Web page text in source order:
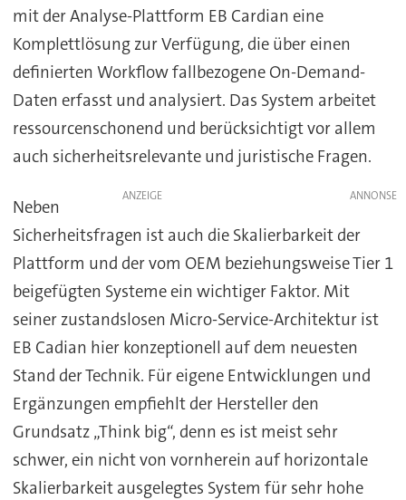
mit der Analyse-Plattform EB Cardian eine
Komplettlösung zur Verfügung, die über einen
definierten Workflow fallbezogene On-Demand-
Daten erfasst und analysiert. Das System arbeitet
ressourcenschonend und berücksichtigt vor allem
auch sicherheitsrelevante und juristische Fragen.
ANZEIGE
Neben
Sicherheitsfragen ist auch die Skalierbarkeit der
Plattform und der vom OEM beziehungsweise Tier 1
beigefügten Systeme ein wichtiger Faktor. Mit
seiner zustandslosen Micro-Service-Architektur ist
EB Cadian hier konzeptionell auf dem neuesten
Stand der Technik. Für eigene Entwicklungen und
Ergänzungen empfiehlt der Hersteller den
Grundsatz „Think big“, denn es ist meist sehr
schwer, ein nicht von vornherein auf horizontale
Skalierbarkeit ausgelegtes System für sehr hohe